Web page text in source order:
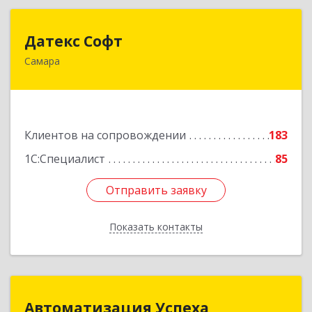
Датекс Софт
Самара
Клиентов на сопровождении
183
1С:Специалист
85
Отправить заявку
Показать контакты
443070, Самарская обл, Самара г, Партизанская
Отправить заявку
Назад
Автоматизация Успеха